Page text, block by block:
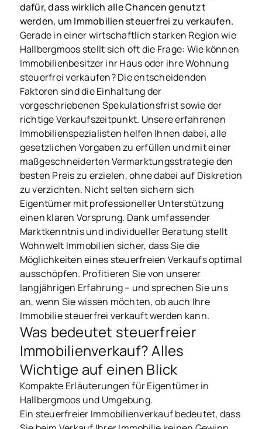
dafür, dass wirklich alle Chancen genutzt
werden, um Immobilien steuerfrei zu verkaufen.
Gerade in einer wirtschaftlich starken Region wie
Hallbergmoos stellt sich oft die Frage: Wie können
Immobilienbesitzer ihr Haus oder ihre Wohnung
steuerfrei verkaufen? Die entscheidenden
Faktoren sind die Einhaltung der
vorgeschriebenen Spekulationsfrist sowie der
richtige Verkaufszeitpunkt. Unsere erfahrenen
Immobilienspezialisten helfen Ihnen dabei, alle
gesetzlichen Vorgaben zu erfüllen und mit einer
maßgeschneiderten Vermarktungsstrategie den
besten Preis zu erzielen, ohne dabei auf Diskretion
zu verzichten. Nicht selten sichern sich
Eigentümer mit professioneller Unterstützung
einen klaren Vorsprung. Dank umfassender
Marktkenntnis und individueller Beratung stellt
Wohnwelt Immobilien sicher, dass Sie die
Möglichkeiten eines steuerfreien Verkaufs optimal
ausschöpfen. Profitieren Sie von unserer
langjährigen Erfahrung – und sprechen Sie uns
an, wenn Sie wissen möchten, ob auch Ihre
Immobilie steuerfrei verkauft werden kann.
Was bedeutet steuerfreier
Immobilienverkauf? Alles
Wichtige auf einen Blick
Kompakte Erläuterungen für Eigentümer in
Hallbergmoos und Umgebung.
Ein steuerfreier Immobilienverkauf bedeutet, dass